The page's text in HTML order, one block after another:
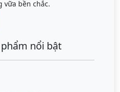
vữa bền chắc.
phẩm nổi bật